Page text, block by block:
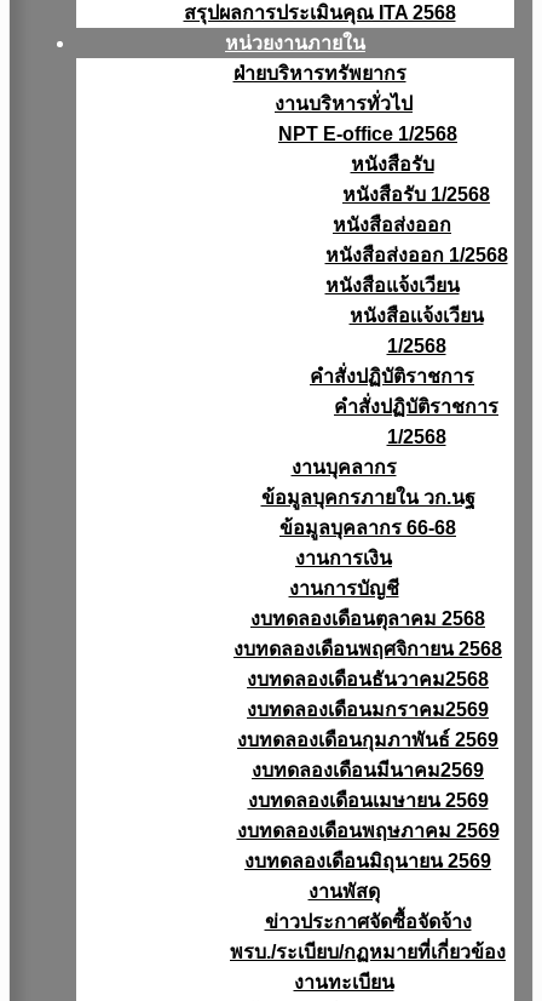
สรุปผลการประเมินคุณ ITA 2568
หน่วยงานภายใน
ฝ่ายบริหารทรัพยากร
งานบริหารทั่วไป
NPT E-office 1/2568
หนังสือรับ
หนังสือรับ 1/2568
หนังสือส่งออก
หนังสือส่งออก 1/2568
หนังสือแจ้งเวียน
หนังสือเเจ้งเวียน
1/2568
คำสั่งปฏิบัติราชการ
คำสั่งปฏิบัติราชการ
1/2568
งานบุคลากร
ข้อมูลบุคกรภายใน วก.นฐ
ข้อมูลบุคลากร 66-68
งานการเงิน
งานการบัญชี
งบทดลองเดือนตุลาคม 2568
งบทดลองเดือนพฤศจิกายน 2568
งบทดลองเดือนธันวาคม2568
งบทดลองเดือนมกราคม2569
งบทดลองเดือนกุมภาพันธ์ 2569
งบทดลองเดือนมีนาคม2569
งบทดลองเดือนเมษายน 2569
งบทดลองเดือนพฤษภาคม 2569
งบทดลองเดือนมิถุนายน 2569
งานพัสดุ
ข่าวประกาศจัดซื้อจัดจ้าง
พรบ./ระเบียบ/กฏหมายที่เกี่ยวข้อง
งานทะเบียน